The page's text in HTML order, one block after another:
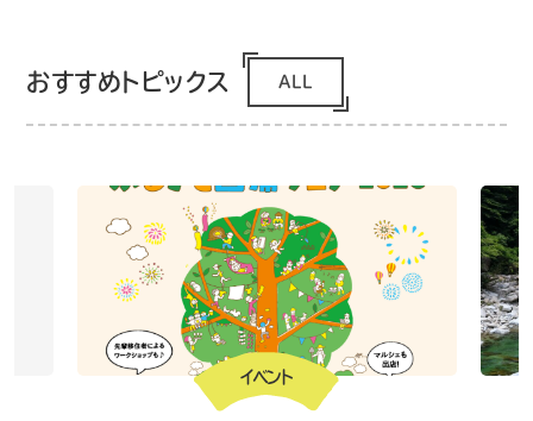
おすすめトピックス ALL
イベント